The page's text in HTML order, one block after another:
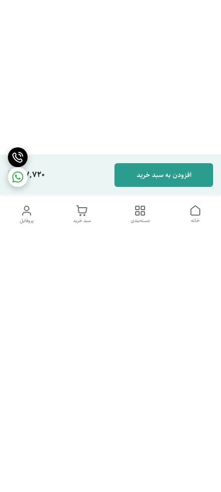
167,720 افزودن به سبد خرید
پروفایل سبد خرید دسته‌بندی خانه